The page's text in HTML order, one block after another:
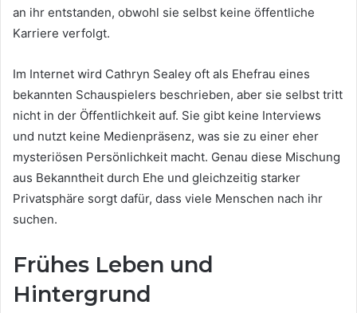
an ihr entstanden, obwohl sie selbst keine öffentliche
Karriere verfolgt.
Im Internet wird Cathryn Sealey oft als Ehefrau eines
bekannten Schauspielers beschrieben, aber sie selbst tritt
nicht in der Öffentlichkeit auf. Sie gibt keine Interviews
und nutzt keine Medienpräsenz, was sie zu einer eher
mysteriösen Persönlichkeit macht. Genau diese Mischung
aus Bekanntheit durch Ehe und gleichzeitig starker
Privatsphäre sorgt dafür, dass viele Menschen nach ihr
suchen.
Frühes Leben und
Hintergrund